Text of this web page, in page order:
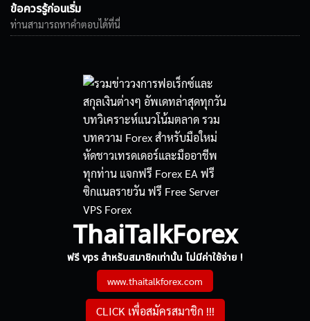
ข้อควรรู้ก่อนเริ่ม
ท่านสามารถหาคำตอบได้ที่นี่
ThaiTalkForex
ฟรี vps สำหรับสมาชิกเท่านั้น ไม่มีค่าใช้จ่าย !
www.thaitalkforex.com
CLICK เพื่อสมัครสมาชิก !!!